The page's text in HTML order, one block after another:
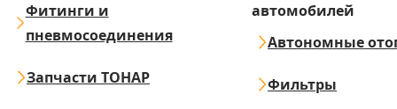
Фитинги и
пневмосоединения
Запчасти ТОНАР
автомобилей
Автономные
Фильтры